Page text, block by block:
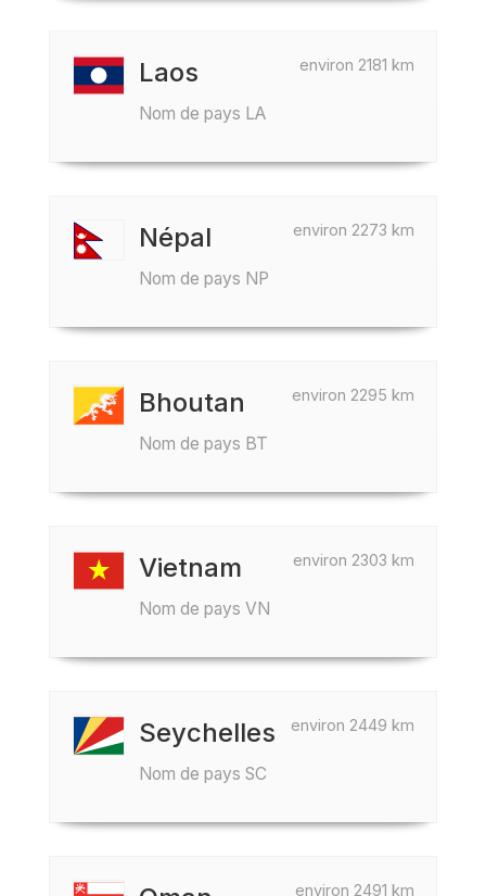
environ 2181 km
Laos
Nom de pays LA
environ 2273 km
Népal
Nom de pays NP
environ 2295 km
Bhoutan
Nom de pays BT
environ 2303 km
Vietnam
Nom de pays VN
environ 2449 km
Seychelles
Nom de pays SC
environ 2491 km